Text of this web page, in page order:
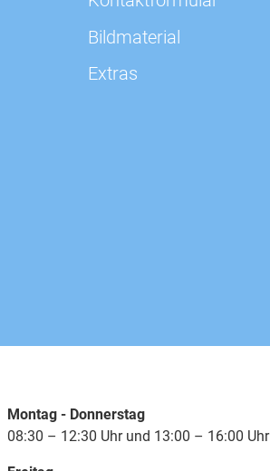
Bildmaterial
Extras
Montag - Donnerstag
08:30 – 12:30 Uhr und 13:00 – 16:00 Uhr